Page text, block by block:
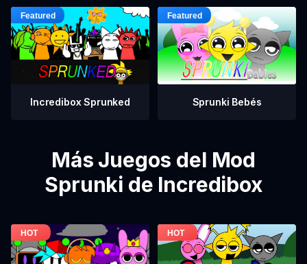
Incredibox Sprunked Sprunki Bebés
Más Juegos del Mod
Sprunki de Incredibox